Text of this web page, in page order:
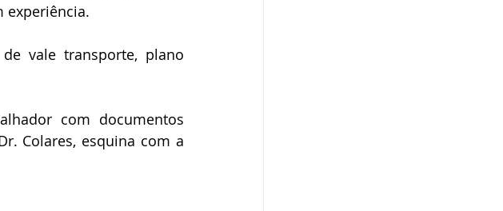
experiência.
vale transporte, plano
com documentos
Colares, esquina com a